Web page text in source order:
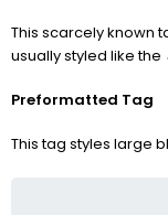
This scarcely known
usually styled like the
Preformatted Tag
This tag styles large